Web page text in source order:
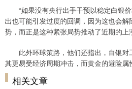
“如果没有央行出手干预以稳定白银价
出也可能引发过度的回调，因为这也会
势，而正是这种紧张局势推动了近期的上
此外环球策路，他们还指出，白银对
其更易受经济周期冲击，而黄金的避险属
相关文章